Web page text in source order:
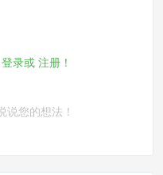
登录或 注册！
说您的想法！